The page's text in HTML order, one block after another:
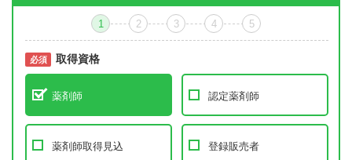
1 2 3 4 5
必須 取得資格
薬剤師 認定薬剤師
薬剤師取得見込 登録販売者